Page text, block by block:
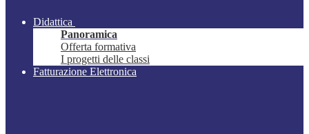
Didattica
Panoramica
Offerta formativa
I progetti delle classi
Fatturazione Elettronica